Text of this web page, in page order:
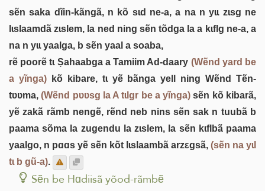
sẽn saka dĩin-kãngã, n kõ sɩd ne-a, a na n yɩɩ zɩsg ne
lɩslaamdã zɩslem, la ned ning sẽn tõdga la a kɩflg ne-a, a
na n yɩɩ yaalga, b sẽn yaal a soaba,
rẽ poorẽ tɩ Ṣahaabga a Tamiim Ad-daary (Wẽnd yard be
a yĩnga)kõ kibare, tɩ yẽ bãnga yell ning Wẽnd Tẽn-
tʋʋma,(Wẽnd pʋʋsg la A tɩlgr be a yĩnga) sẽn kõ kibarã,
yẽ zakã rãmb nengẽ, rẽnd neb nins sẽn sak n tuubã b
paama sõma la zugendu la zɩslem, la sẽn kɩflbã paama
yaalgo, n pɑɑs yẽ sẽn kõt lɩslaambã arzεgsã, (sẽn na yɩl
tɩ b gũ-a).
Sẽn be Hɑdiisã yõod-rãmbẽ